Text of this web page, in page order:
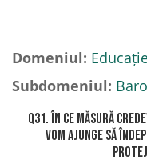
Domeniul:
Subdomeniul:
Q31. În ce măsură
vom ajunge să